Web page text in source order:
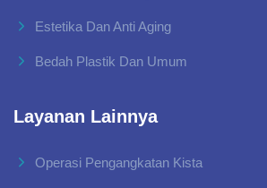
Estetika Dan Anti Aging
Bedah Plastik Dan Umum
Layanan Lainnya
Operasi Pengangkatan Kista